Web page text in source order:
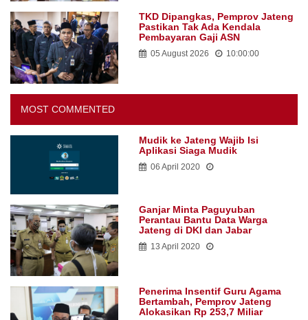
TKD Dipangkas, Pemprov Jateng
Pastikan Tak Ada Kendala
Pembayaran Gaji ASN
05 August 2026 10:00:00
MOST COMMENTED
Mudik ke Jateng Wajib Isi
Aplikasi Siaga Mudik
06 April 2020
Ganjar Minta Paguyuban
Perantau Bantu Data Warga
Jateng di DKI dan Jabar
13 April 2020
Penerima Insentif Guru Agama
Bertambah, Pemprov Jateng
Alokasikan Rp 253,7 Miliar